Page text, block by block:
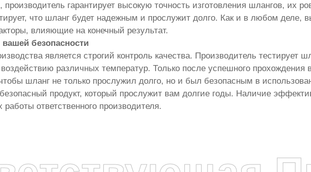
производитель гарантирует высокую точность изготовления шлангов, их
что шланг будет надежным и прослужит долго. Как и в любом деле,
влияющие на конечный результат.
безопасности
является строгий контроль качества. Производитель тестирует
различных температур. Только после успешного прохождения
шланг не только прослужил долго, но и был безопасным в
продукт, который прослужит вам долгие годы. Наличие
ответственного производителя.